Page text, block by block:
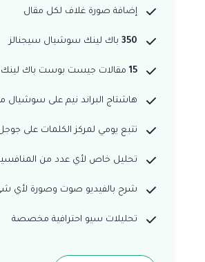
إضافة صورة غلاف لكل مقال
350باك لينك سوشيال سيجنالز
15 مقالات جيست بوست باك لينك
هاشتاج البراند نيم على سوشيال
تتبع يومي لمركز الكلمات على
تحليل خاص لأي عدد من
شرح بالفيديو صوت وصورة لأي
تحليلات سيو احترافية مخصصة